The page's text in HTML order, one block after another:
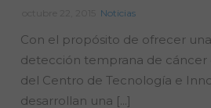
Noticias
Con el propósito de ofrecer
detección temprana de cáncer
del Centro de Tecnología e
desarrollan una [...]